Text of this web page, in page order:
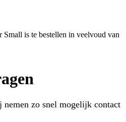
is te bestellen in veelvoud van
zo snel mogelijk contact